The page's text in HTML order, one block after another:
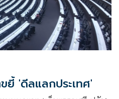
ยี้ 'ดีลแลกประเทศ'